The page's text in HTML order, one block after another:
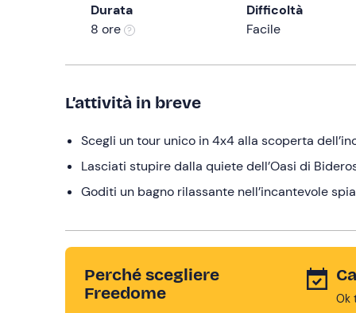
Durata
8 ore
Difficoltà
Facile
L’attività in breve
Scegli un tour unico in 4x4 alla scoperta
Lasciati stupire dalla quiete dell’Oasi di
Goditi un bagno rilassante nell’incantevole
Perché scegliere
Freedome
Ok